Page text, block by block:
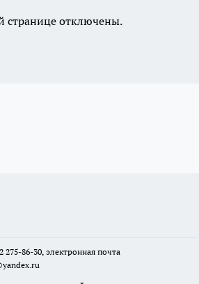
странице отключены.
275-86-30, электронная почта